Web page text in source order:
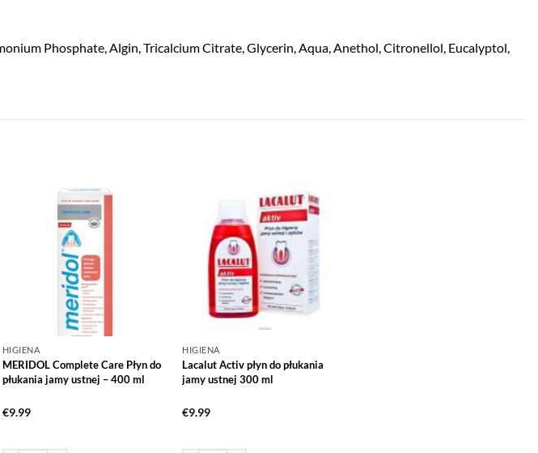
Phosphate, Algin, Tricalcium Citrate, Glycerin, Aqua, Anethol, Citronellol, Eucalyptol,
HIGIENA
MERIDOL Complete Care Płyn do
płukania jamy ustnej – 400 ml
€9.99
HIGIENA
Lacalut Activ płyn do płukania
jamy ustnej 300 ml
€9.99